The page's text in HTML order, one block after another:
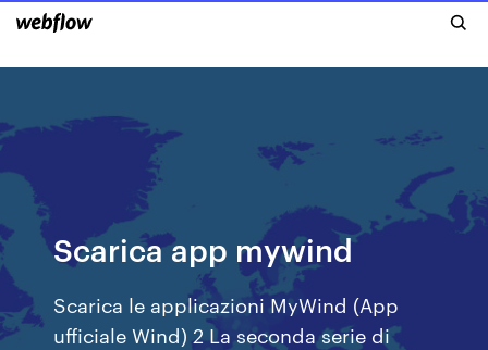
Scarica app mywind
Scarica le applicazioni MyWind (App
ufficiale Wind) 2 La seconda serie di